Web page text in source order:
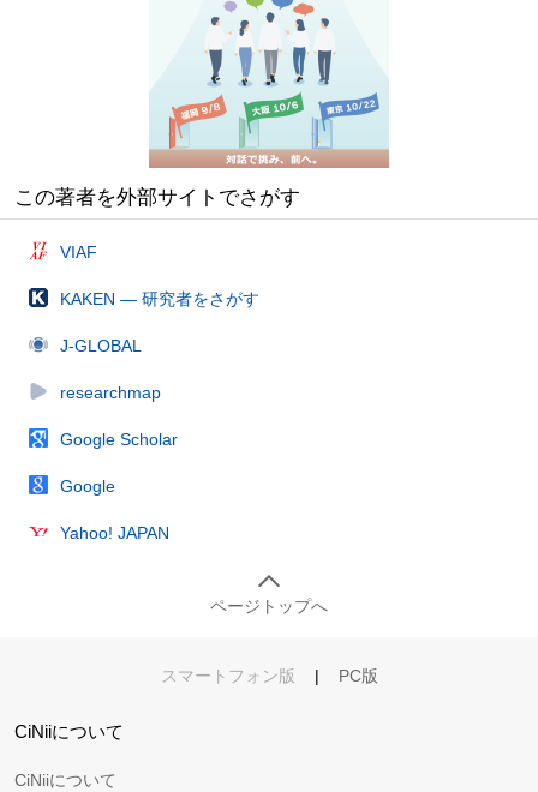
この著者を外部サイトでさがす
VIAF
KAKEN — 研究者をさがす
J-GLOBAL
researchmap
Google Scholar
Google
Yahoo! JAPAN
ページトップへ
スマートフォン版 | PC版
CiNiiについて
CiNiiについて